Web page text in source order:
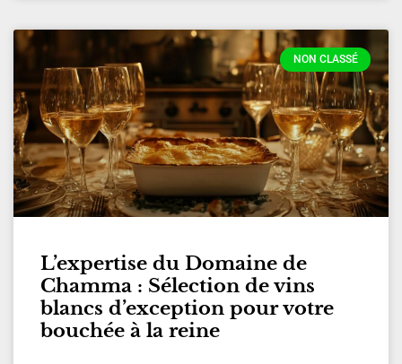
NON CLASSÉ
L’expertise du Domaine de
Chamma : Sélection de vins
blancs d’exception pour votre
bouchée à la reine